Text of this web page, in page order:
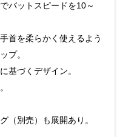
バットスピードを10～
首を柔らかく使えるよう
プ。
基づくデザイン。
（別売）も展開あり。